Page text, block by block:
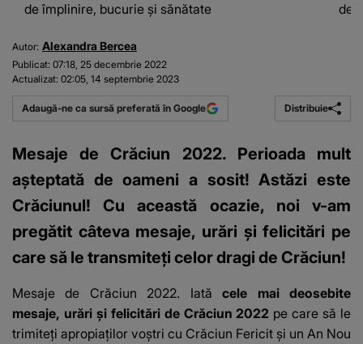
de împlinire, bucurie și sănătate
de
Autor: Alexandra Bercea
Publicat: 07:18, 25 decembrie 2022
Actualizat: 02:05, 14 septembrie 2023
Adaugă-ne ca sursă preferată în Google Distribuie
Mesaje de Crăciun 2022. Perioada mult
așteptată de oameni a sosit! Astăzi este
Crăciunul! Cu această ocazie, noi v-am
pregătit câteva mesaje, urări și felicitări pe
care să le transmiteți celor dragi de Crăciun!
Mesaje de Crăciun 2022. Iatăcele mai deosebite
mesaje, urări și felicitări de Crăciun 2022 pe care să le
trimiteți apropiaților voștri cu Crăciun Fericit și un An Nou